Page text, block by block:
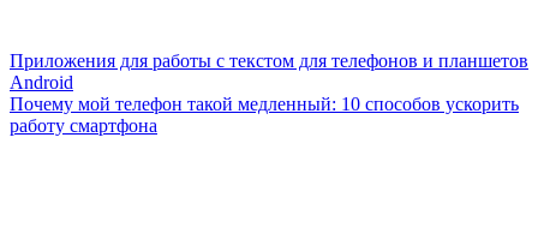
Приложения для работы с текстом для телефонов и планшетов
Android
Почему мой телефон такой медленный: 10 способов ускорить
работу смартфона